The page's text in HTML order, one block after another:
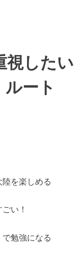
視したい
ート
陸を楽しめる
い！
で勉強になる